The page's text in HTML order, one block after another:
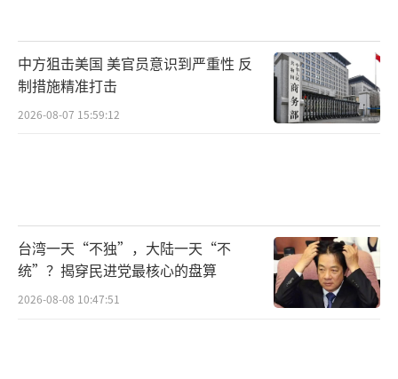
中方狙击美国 美官员意识到严重性 反
制措施精准打击
2026-08-07 15:59:12
台湾一天“不独”，大陆一天“不
统”？揭穿民进党最核心的盘算
2026-08-08 10:47:51